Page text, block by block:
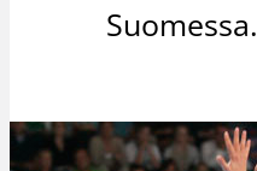
Suomessa.